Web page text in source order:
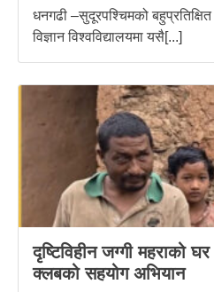
धनगढी –सुदूरपश्चिमको
विज्ञान विश्वविद्यालयमा यसै[...]
दृष्टिविहीन जग्गी महराको
क्लबको सहयोग अभियान